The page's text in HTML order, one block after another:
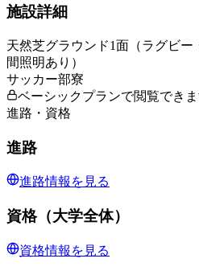
施設詳細
天然芝グラウンド1面（ラグビ
間照明あり）
サッカー部寮
ベーシックプランで閲覧でき
進路・資格
進路
進路情報を見る
資格（大学全体）
資格情報を見る